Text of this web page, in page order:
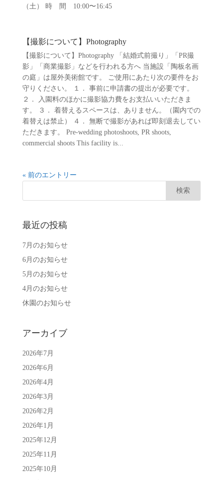
（土） 時 間 10:00〜16:45
【撮影について】Photography
【撮影について】Photography 「結婚式前撮り」「PR撮
影」「商業撮影」などを行われる方へ 当施設「陶板名画
の庭」は屋外美術館です。 ご使用にあたり次の要件をお
守りください。 １． 事前に申請書の提出が必要です。
２． 入園料のほかに撮影協力費をお支払いいただきま
す。 ３． 着替えるスペースは、ありません。（園内での
着替えは禁止） ４． 無断で撮影があれば即刻退去してい
ただきます。 Pre-wedding photoshoots, PR shoots,
commercial shoots This facility is...
« 前のエントリー
最近の投稿
7月のお知らせ
6月のお知らせ
5月のお知らせ
4月のお知らせ
休園のお知らせ
アーカイブ
2026年7月
2026年6月
2026年4月
2026年3月
2026年2月
2026年1月
2025年12月
2025年11月
2025年10月